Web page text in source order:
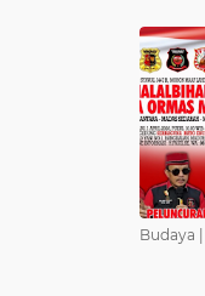
Budaya |